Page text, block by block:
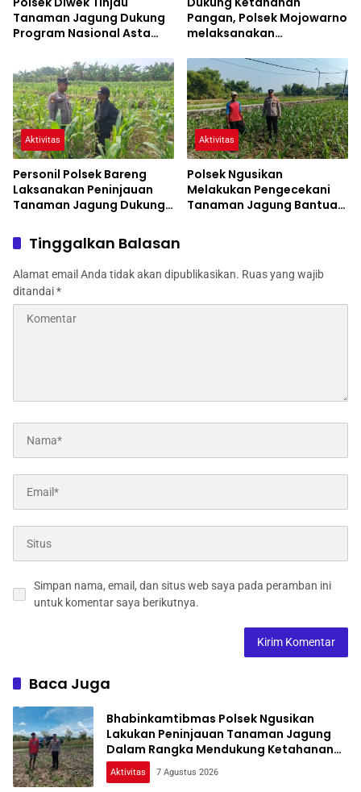
Tanaman Jagung Dukung
Program Nasional Asta
Pangan, Polsek Mojowarno
melaksanakan
Jagung
Aktivitas
Personil Polsek Bareng
Laksanakan Peninjauan
Tanaman Jagung Dukung
Pangan
Aktivitas
Polsek Ngusikan
Melakukan Pengecekani
Tanaman Jagung Bantuan
Tinggalkan Balasan
Alamat email Anda tidak akan dipublikasikan. Ruas yang wajib
ditandai*
Simpan nama, email, dan situs web saya pada peramban ini
untuk komentar saya berikutnya.
Baca Juga
Bhabinkamtibmas Polsek Ngusikan
Lakukan Peninjauan Tanaman Jagung
Dalam Rangka Mendukung Ketahanan
Pangan
Aktivitas 7 Agustus 2026